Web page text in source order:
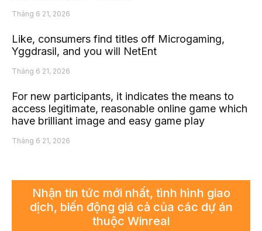
Tháng 6 21, 2026
Like, consumers find titles off Microgaming,
Yggdrasil, and you will NetEnt
Tháng 6 21, 2026
For new participants, it indicates the means to
access legitimate, reasonable online game which
have brilliant image and easy game play
Tháng 6 21, 2026
Nhận tin tức mới nhất, tình hình giao
dịch, biến động giá cả của các dự án
thuộc Winreal